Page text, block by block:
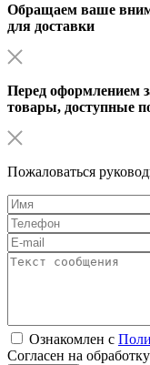
Обращаем ваше
для доставки
Перед оформлением
товары, доступные
Пожаловаться
Ознакомлен с
Согласен на